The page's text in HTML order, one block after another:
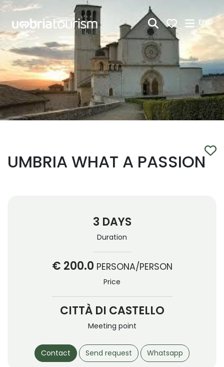
Skip to Main Content
ENG
UMBRIA WHAT A PASSION
3 DAYS
Duration
€ 200.0 PERSONA/PERSON
Price
CITTÀ DI CASTELLO
Meeting point
Contact Send request Whatsapp